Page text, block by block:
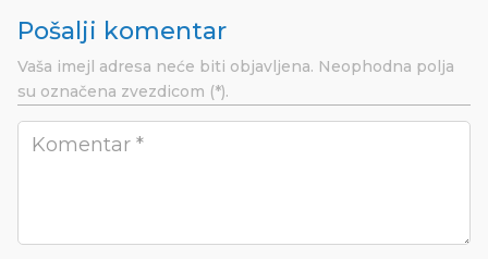
Pošalji komentar
Vaša imejl adresa neće biti objavljena. Neophodna polja
su označena zvezdicom (*).